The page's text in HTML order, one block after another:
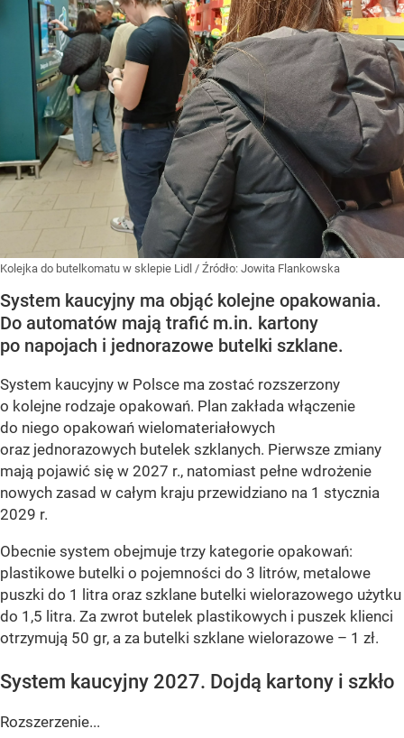
Kolejka do butelkomatu w sklepie Lidl / Źródło: Jowita Flankowska
System kaucyjny ma objąć kolejne opakowania.
Do automatów mają trafić m.in. kartony
po napojach i jednorazowe butelki szklane.
System kaucyjny w Polsce ma zostać rozszerzony
o kolejne rodzaje opakowań. Plan zakłada włączenie
do niego opakowań wielomateriałowych
oraz jednorazowych butelek szklanych. Pierwsze zmiany
mają pojawić się w 2027 r., natomiast pełne wdrożenie
nowych zasad w całym kraju przewidziano na 1 stycznia
2029 r.
Obecnie system obejmuje trzy kategorie opakowań:
plastikowe butelki o pojemności do 3 litrów, metalowe
puszki do 1 litra oraz szklane butelki wielorazowego użytku
do 1,5 litra. Za zwrot butelek plastikowych i puszek klienci
otrzymują 50 gr, a za butelki szklane wielorazowe – 1 zł.
System kaucyjny 2027. Dojdą kartony i szkło
Rozszerzenie...